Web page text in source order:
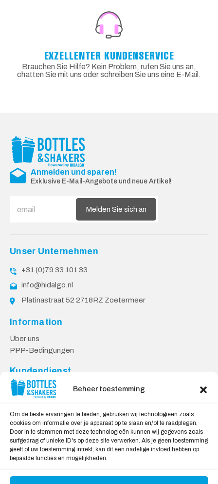
Beheer toestemming
Om de beste ervaringen te bieden, gebruiken wij technologieën zoals
cookies om informatie over je apparaat op te slaan en/of te raadplegen.
Door in te stemmen met deze technologieën kunnen wij gegevens zoals
surfgedrag of unieke ID's op deze site verwerken. Als je geen toestemming
geeft of uw toestemming intrekt, kan dit een nadelige invloed hebben op
bepaalde functies en mogelijkheden.
EXZELLENTER KUNDENSERVICE
Brauchen Sie Hilfe? Kein Problem, rufen Sie uns an,
chatten Sie mit uns oder schreiben Sie uns eine E-Mail.
Anmelden und sparen!
Exklusive E-Mail-Angebote und neue Artikel!
Melden Sie sich an
Unser Unternehmen
+31 (0)79 33 101 33
info@hidalgo.nl
Platinastraat 52 2718RZ Zoetermeer
Information
Über uns
PPP-Bedingungen
Kundendienst
Kontakt
Lieferung & Rücksendungen
Datenschutzbestimmungen
Sicheres Einkaufen
Mein Konto
Wir akzeptieren